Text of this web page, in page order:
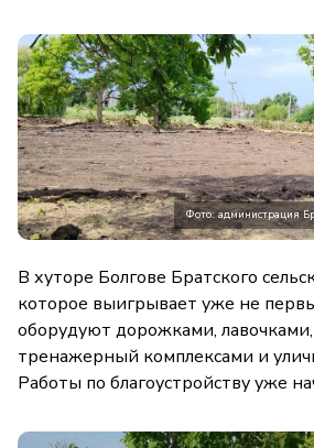
Фото: администрация
В хуторе Болгове Братского
которое выигрывает уже не
оборудуют дорожками,
тренажерный комплексами и
Работы по благоустройству уже